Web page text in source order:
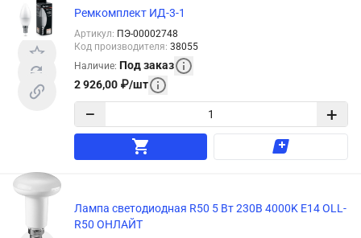
Ремкомплект ИД-3-1
Артикул: ПЭ-00002748
Код производителя: 38055
Наличие: Под заказ
2 926,00 ₽/шт
− +
Лампа светодиодная R50 5 Вт 230В 4000K E14 OLL-
R50 ОНЛАЙТ